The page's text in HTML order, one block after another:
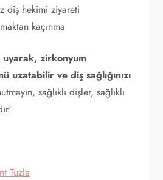
diş hekimi ziyareti
kaçınma
uyarak, zirkonyum
uzatabilir ve diş sağlığınızı
sağlıklı dişler, sağlıklı
Tuzla